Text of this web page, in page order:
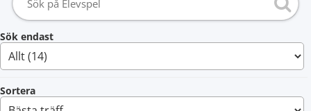
Sök endast
Sortera